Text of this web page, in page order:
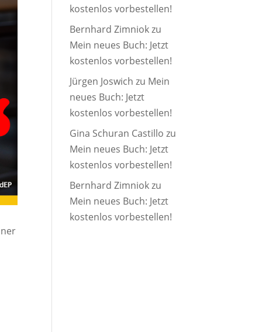
kostenlos vorbestellen!
Bernhard Zimniokzu
Mein neues Buch: Jetzt
kostenlos vorbestellen!
Jürgen Joswich zu Mein
neues Buch: Jetzt
kostenlos vorbestellen!
Gina Schuran Castillo zu
Mein neues Buch: Jetzt
kostenlos vorbestellen!
Bernhard Zimniokzu
Mein neues Buch: Jetzt
kostenlos vorbestellen!